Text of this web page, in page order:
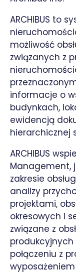
ARCHIBUS to
możliwość
związanych z
informacje o
budynkach,
ewidencją
hierarchicznej
ARCHIBUS
Management,
zakresie
analizy
projektami,
okresowych i
związane z
produkcyjnych
połączeniu z